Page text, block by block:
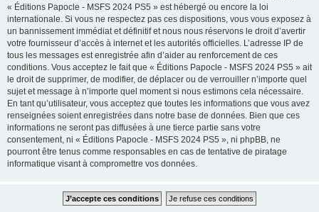
« Éditions Papocle - MSFS 2024 PS5 » est hébergé ou encore la loi
internationale. Si vous ne respectez pas ces dispositions, vous vous exposez à
un bannissement immédiat et définitif et nous nous réservons le droit d’avertir
votre fournisseur d’accès à internet et les autorités officielles. L’adresse IP de
tous les messages est enregistrée afin d’aider au renforcement de ces
conditions. Vous acceptez le fait que « Éditions Papocle - MSFS 2024 PS5 » ait
le droit de supprimer, de modifier, de déplacer ou de verrouiller n’importe quel
sujet et message à n’importe quel moment si nous estimons cela nécessaire.
En tant qu’utilisateur, vous acceptez que toutes les informations que vous avez
renseignées soient enregistrées dans notre base de données. Bien que ces
informations ne seront pas diffusées à une tierce partie sans votre
consentement, ni « Éditions Papocle - MSFS 2024 PS5 », ni phpBB, ne
pourront être tenus comme responsables en cas de tentative de piratage
informatique visant à compromettre vos données.